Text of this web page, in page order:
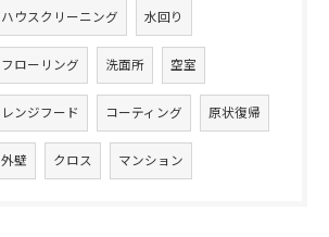
ハウスクリーニング 水回り
フローリング 洗面所 空室
レンジフード コーティング 原状復帰
外壁 クロス マンション